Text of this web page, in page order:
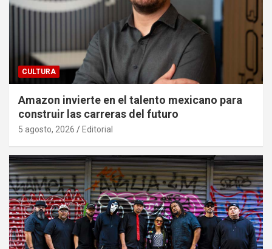
CULTURA
Amazon invierte en el talento mexicano para
construir las carreras del futuro
5 agosto, 2026 Editorial